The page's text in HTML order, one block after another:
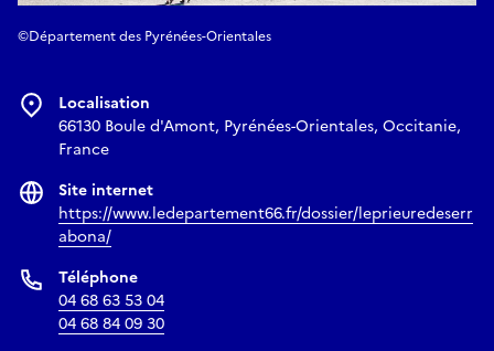
©Département des Pyrénées-Orientales
Localisation
66130 Boule d'Amont, Pyrénées-Orientales, Occitanie,
France
Site internet
https://www.ledepartement66.fr/dossier/leprieuredeserr
abona/
Téléphone
04 68 63 53 04
04 68 84 09 30